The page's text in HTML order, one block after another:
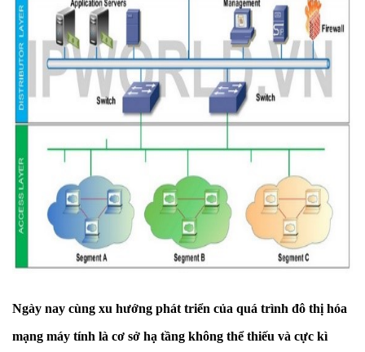
Ngày nay cùng xu hướng phát triển của quá trình đô thị hóa
mạng máy tính là cơ sở hạ tầng không thể thiếu và cực kì